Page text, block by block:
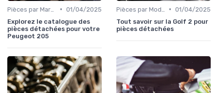
• 01/04/2025
Explorez le catalogue des
pièces détachées pour votre
Peugeot 205
• 01/04/2025
Tout savoir sur la Golf 2 pour
pièces détachées